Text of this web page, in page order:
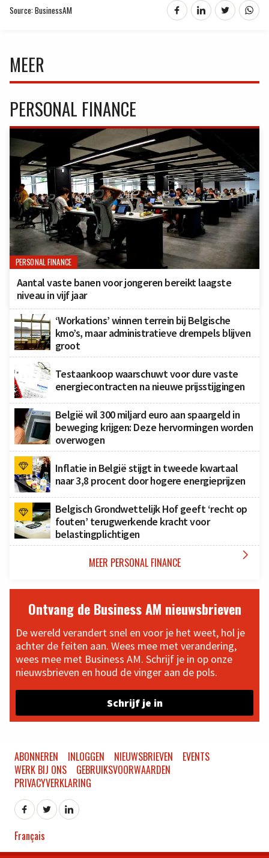
Source: BusinessAM
MEER
PERSONAL FINANCE
PERSONAL FINANCE
Aantal vaste banen voor jongeren bereikt laagste
niveau in vijf jaar
‘Workations’ winnen terrein bij Belgische
kmo’s, maar administratieve drempels blijven
groot
Testaankoop waarschuwt voor dure vaste
energiecontracten na nieuwe prijsstijgingen
België wil 300 miljard euro aan spaargeld in
beweging krijgen: Deze hervormingen worden
overwogen
Inflatie in België stijgt in tweede kwartaal
naar 3,8 procent door hogere energieprijzen
Belgisch Grondwettelijk Hof geeft ‘recht op
fouten’ terugwerkende kracht voor
belastingplichtigen
MEER PERSONAL FINANCE 
Ontvang de Business AM nieuwsbrieven
De wereld verandert snel en voor je het weet, hol je
achter de feiten aan. Wees mee met verandering,
wees mee met Business AM. Schrijf je in op onze
nieuwsbrieven en houd de vinger aan de pols.
Schrijf je in
ABONNEREN INLOGGEN NIEUWSBRIEVEN
EVENTS
WERK BIJ ONS
GEBRUIKSVOORWAARDEN
PRIVACYVERKLARING
Français